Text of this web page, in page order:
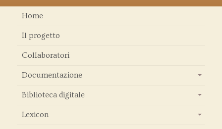
Home
Il progetto
Collaboratori
Documentazione
Biblioteca digitale
Lexicon